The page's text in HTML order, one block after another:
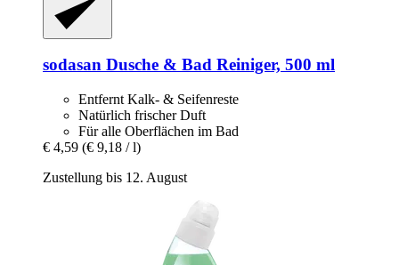
sodasan Dusche & Bad Reiniger, 500 ml
Entfernt Kalk- & Seifenreste
Natürlich frischer Duft
Für alle Oberflächen im Bad
€ 4,59 (€ 9,18 / l)
Zustellung bis 12. August